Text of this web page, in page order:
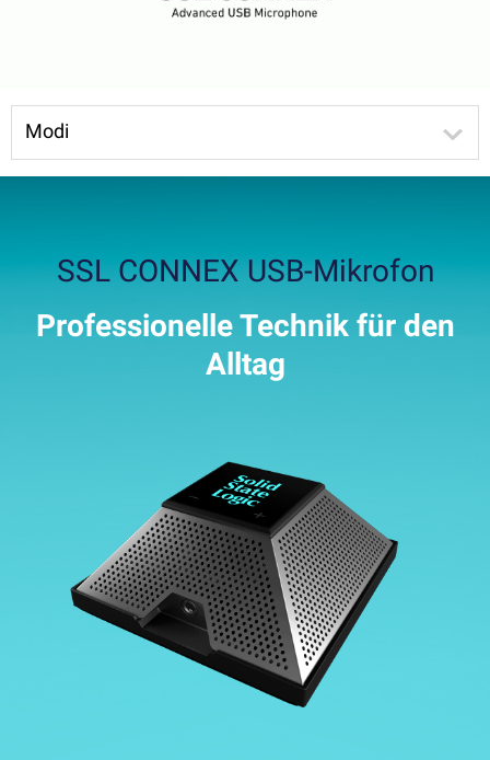
Modi
SSL CONNEX USB-Mikrofon
Professionelle Technik für den
Alltag